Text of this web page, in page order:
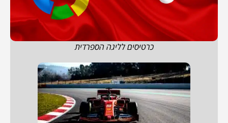
כרטיסים לליגה הספרדית